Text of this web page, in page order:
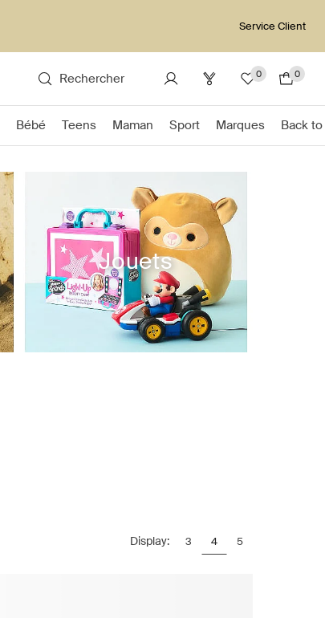
Service Client
Rechercher 0 0
Bébé Teens Maman Sport Marques Back
Jouets
Display: 3 4 5